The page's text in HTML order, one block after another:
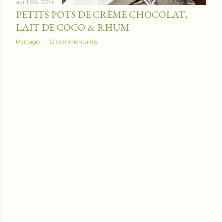
avril 06, 2014
PETITS POTS DE CRÈME CHOCOLAT,
LAIT DE COCO & RHUM
Partager 12 commentaires